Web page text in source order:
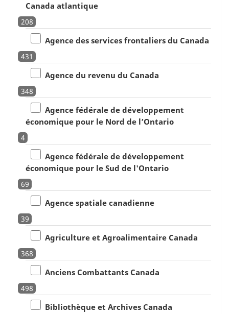
Canada atlantique
208
Agence des services frontaliers du Canada
431
Agence du revenu du Canada
348
Agence fédérale de développement
économique pour le Nord de l’Ontario
4
Agence fédérale de développement
économique pour le Sud de l'Ontario
69
Agence spatiale canadienne
39
Agriculture et Agroalimentaire Canada
368
Anciens Combattants Canada
498
Bibliothèque et Archives Canada